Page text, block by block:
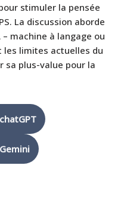
stimuler la pensée
La discussion aborde
machine à langage ou
les limites actuelles du
sa plus-value pour la